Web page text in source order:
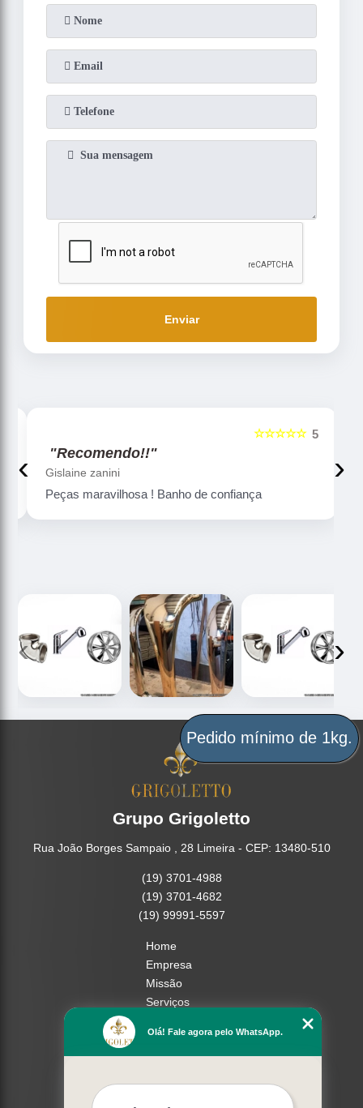
Enviar
5
☆☆☆☆☆
"Recomendo!!"
Gislaine zanini
Peças maravilhosa ! Banho de confiança
‹ ›
‹ ›
Grupo Grigoletto
Rua João Borges Sampaio , 28 Limeira - CEP: 13480-510
(19) 3701-4988
(19) 3701-4682
(19) 99991-5597
Home
Empresa
Missão
Serviços
Mapa do site
Mais Serviços
Olá! Fale agora pelo WhatsApp.
Pedido mínimo de 1kg.